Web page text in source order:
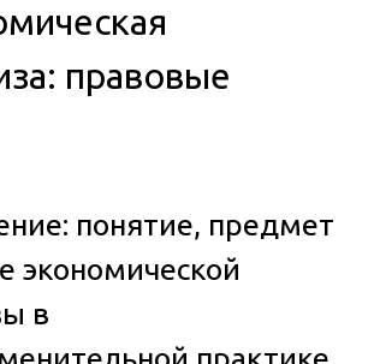
правовые
понятие, предмет
экономической
в